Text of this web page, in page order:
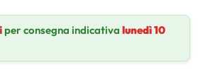
per consegna indicativa lunedì 10